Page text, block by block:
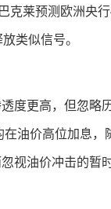
克莱预测欧洲央
类似信号。
度更高，但忽略
油价高位加息
视油价冲击的暂